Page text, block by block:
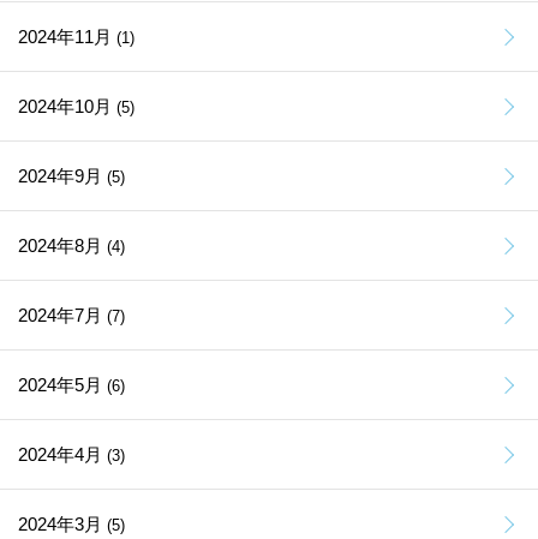
2024年11月 (1)
2024年10月 (5)
2024年9月 (5)
2024年8月 (4)
2024年7月 (7)
2024年5月 (6)
2024年4月 (3)
2024年3月 (5)